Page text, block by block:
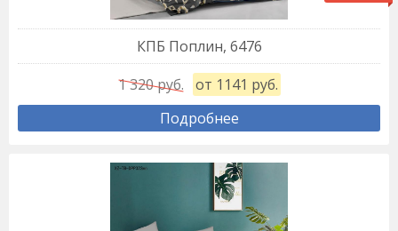
КПБ Поплин, 6476
1 320 руб.
от 1141 руб.
Подробнее